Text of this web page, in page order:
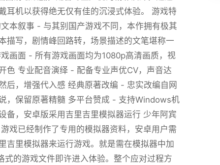
耳机以获得绝无仅有佳的沉浸式体验。 游戏特
本叙事 - 与其别国产游戏不同，本作拥有极其
描写，剧情峰回路转，场景描述的文笔堪称一
画面 - 所有游戏画面均为1080p高清画质，视
色 专业配音演绎 - 配备专业声优CV，声音达
后，增强代入感 经典原著改编 - 忠实改编自网
，保留原著精髓 多平台赞成 - 支持Windows机
备，安卓版采用吉里吉里模拟器运行 少年阿宾
戏已经制作了专用的模拟器资料，安卓用户需
吉里模拟器来运行游戏。就是需在模拟器中加
式的游戏文件即许进入体验。整个应对过程方